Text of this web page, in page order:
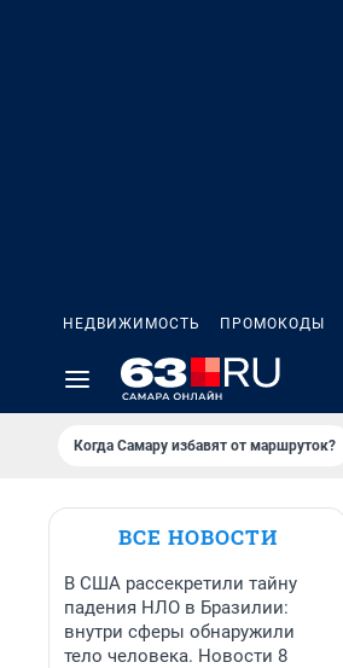
НЕДВИЖИМОСТЬ ПРОМОКОДЫ
Когда Самару избавят от маршруток?
ВСЕ НОВОСТИ
В США рассекретили тайну
падения НЛО в Бразилии:
внутри сферы обнаружили
тело человека. Новости 8